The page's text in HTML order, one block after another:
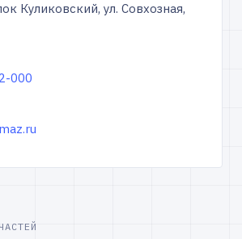
Куликовский, ул. Совхозная,
000